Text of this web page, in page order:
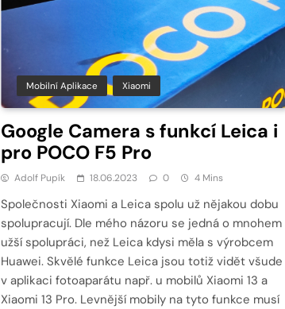
Mobilní Aplikace Xiaomi
Google Camera s funkcí Leica i
pro POCO F5 Pro
Adolf Pupík 18.06.2023 0 4 Mins
Společnosti Xiaomi a Leica spolu už nějakou dobu
spolupracují. Dle mého názoru se jedná o mnohem
užší spolupráci, než Leica kdysi měla s výrobcem
Huawei. Skvělé funkce Leica jsou totiž vidět všude
v aplikaci fotoaparátu např. u mobilů Xiaomi 13 a
Xiaomi 13 Pro. Levnější mobily na tyto funkce musí